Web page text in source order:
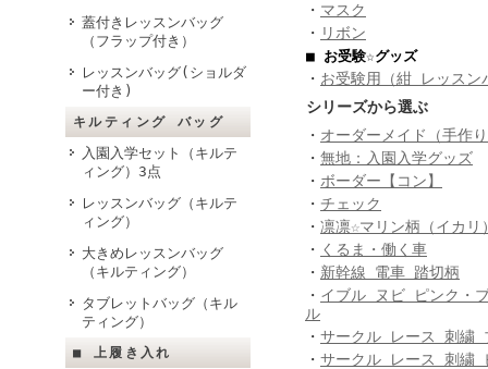
蓋付きレッスンバッグ
（フラップ付き）
レッスンバッグ(ショルダ
ー付き)
キルティング バッグ
入園入学セット（キルテ
ィング）3点
レッスンバッグ（キルテ
ィング）
大きめレッスンバッグ
（キルティング）
タブレットバッグ（キル
ティング）
■ 上履き入れ
・ マスク
・ リボン
■ お受験☆グッズ
・ お受験用（紺 レッス
シリーズから選ぶ
・ オーダーメイド（手作
・ 無地：入園入学グッズ
・ ボーダー【コン】
・ チェック
・ 凛凛☆マリン柄（イカリ
・ くるま・働く車
・ 新幹線 電車 踏切柄
・ イブル ヌビ ピンク・
ル
・ サークル レース 刺繍
・ サークル レース 刺繍